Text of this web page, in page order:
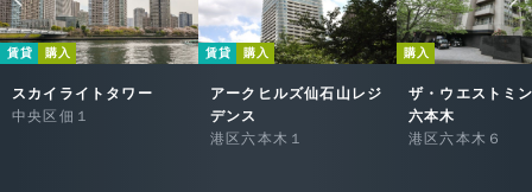
賃貸 購入
スカイライトタワー
中央区佃１
賃貸 購入
アークヒルズ仙石山レジ
デンス
港区六本木１
購入
ザ・ウエストミ
六本木
港区六本木６